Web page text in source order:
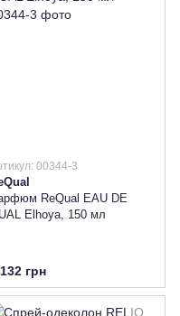
00344-3
ReQual EAU DE
Elhoya, 150 мл
грн